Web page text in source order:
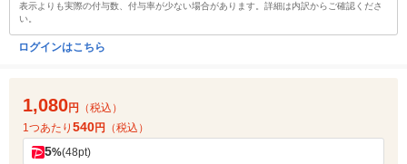
表示よりも実際の付与数、付与率が少ない場合があります。詳細は内訳からご確認くださ
い。
ログインはこちら
1,080円
（税込）
1つあたり 540円 （税込）
5%(48pt)